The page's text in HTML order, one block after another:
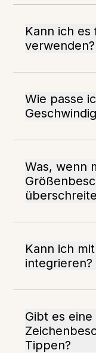
Kann ich
verwenden?
Wie passe
Was, wenn
Kann ich
integrieren?
Gibt es eine
Tippen?